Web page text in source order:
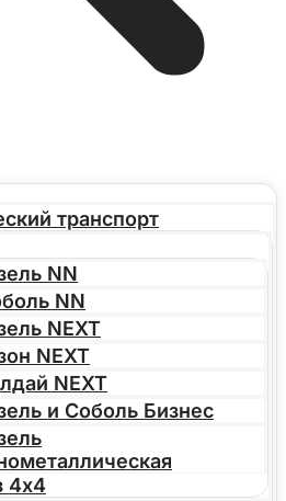
транспорт
NN
NN
NEXT
NEXT
NEXT
и Соболь Бизнес
4х4